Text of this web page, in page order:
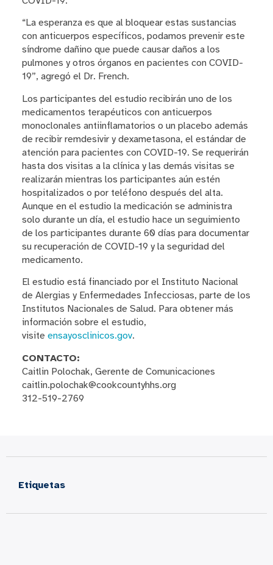
“La esperanza es que al bloquear estas sustancias
con anticuerpos específicos, podamos prevenir este
síndrome dañino que puede causar daños a los
pulmones y otros órganos en pacientes con COVID-
19”, agregó el Dr. French.
Los participantes del estudio recibirán uno de los
medicamentos terapéuticos con anticuerpos
monoclonales antiinflamatorios o un placebo además
de recibir remdesivir y dexametasona, el estándar de
atención para pacientes con COVID-19. Se requerirán
hasta dos visitas a la clínica y las demás visitas se
realizarán mientras los participantes aún estén
hospitalizados o por teléfono después del alta.
Aunque en el estudio la medicación se administra
solo durante un día, el estudio hace un seguimiento
de los participantes durante 60 días para documentar
su recuperación de COVID-19 y la seguridad del
medicamento.
El estudio está financiado por el Instituto Nacional
de Alergias y Enfermedades Infecciosas, parte de los
Institutos Nacionales de Salud. Para obtener más
información sobre el estudio,
visite ensayosclinicos.gov.
CONTACTO:
Caitlin Polochak, Gerente de Comunicaciones
caitlin.polochak@cookcountyhhs.org
312-519-2769
Etiquetas